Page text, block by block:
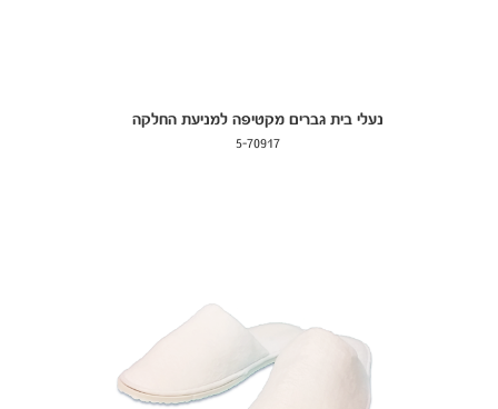
נעלי בית גברים מקטיפה למניעת החלקה
5-70917